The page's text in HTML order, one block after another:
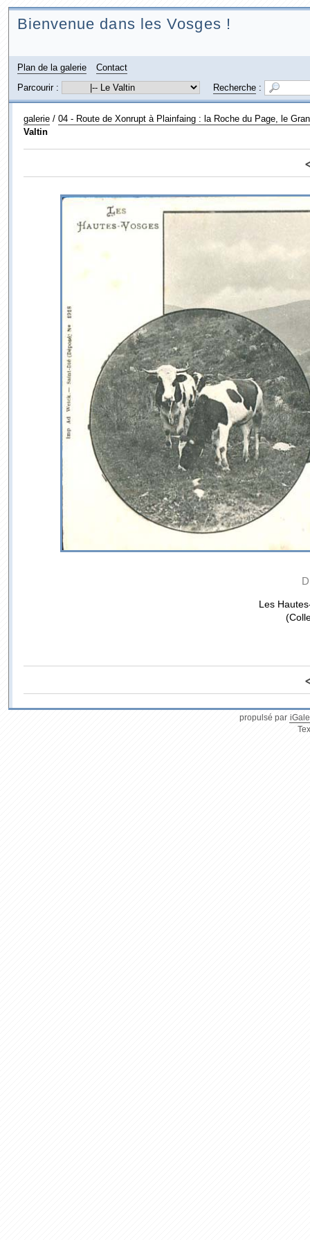
Bienvenue dans les Vosges !
Plan de la galerie
Contact
Parcourir :
Recherche:
galerie/ 04 - Route de Xonrupt à Plainfaing : la Roche du Page, le
Valtin
Les
propulsé par